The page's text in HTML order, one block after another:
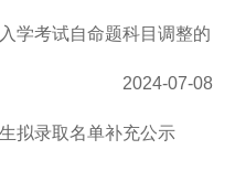
学考试自命题科目调整的
2024-07-08
拟录取名单补充公示